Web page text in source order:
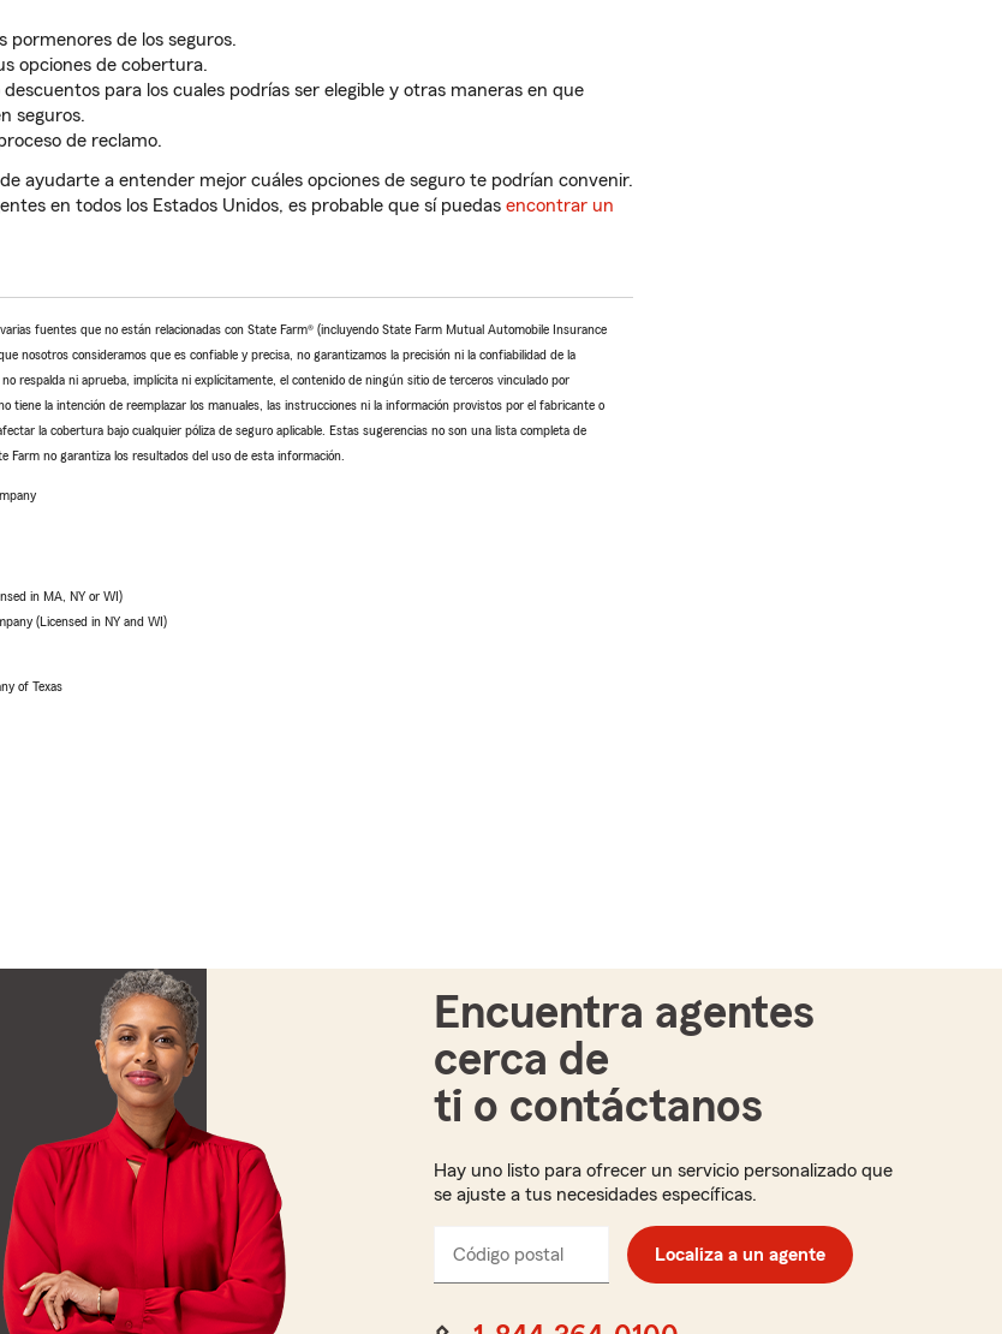
pormenores de los seguros.
opciones de cobertura.
para los cuales podrías ser elegible y otras maneras en que
seguros.
de reclamo.
ayudarte a entender mejor cuáles opciones de seguro te podrían convenir.
en todos los Estados Unidos, es probable que sí puedas encontrar un
fuentes que no están relacionadas con State Farm® (incluyendo State Farm Mutual Automobile Insurance
nosotros consideramos que es confiable y precisa, no garantizamos la precisión ni la confiabilidad de la
respalda ni aprueba, implícita ni explícitamente, el contenido de ningún sitio de terceros vinculado por
tiene la intención de reemplazar los manuales, las instrucciones ni la información provistos por el fabricante o
la cobertura bajo cualquier póliza de seguro aplicable. Estas sugerencias no son una lista completa de
Farm no garantiza los resultados del uso de esta información.
in MA, NY or WI)
(Licensed in NY and WI)
of Texas
Encuentra agentes
cerca de
ti o contáctanos
Hay uno listo para ofrecer un servicio personalizado que
se ajuste a tus necesidades específicas.
Código postal Localiza a un agente